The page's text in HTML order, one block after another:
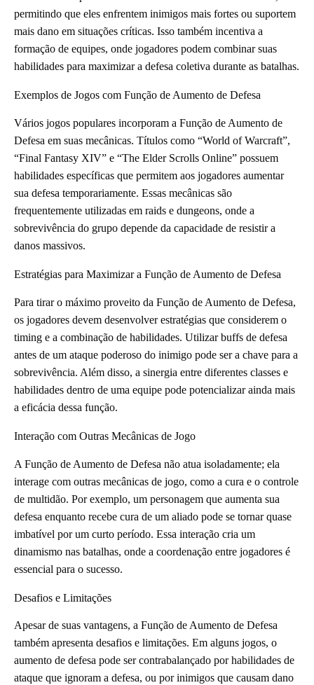
permitindo que eles enfrentem inimigos mais fortes ou suportem
mais dano em situações críticas. Isso também incentiva a
formação de equipes, onde jogadores podem combinar suas
habilidades para maximizar a defesa coletiva durante as batalhas.
Exemplos de Jogos com Função de Aumento de Defesa
Vários jogos populares incorporam a Função de Aumento de
Defesa em suas mecânicas. Títulos como “World of Warcraft”,
“Final Fantasy XIV” e “The Elder Scrolls Online” possuem
habilidades específicas que permitem aos jogadores aumentar
sua defesa temporariamente. Essas mecânicas são
frequentemente utilizadas em raids e dungeons, onde a
sobrevivência do grupo depende da capacidade de resistir a
danos massivos.
Estratégias para Maximizar a Função de Aumento de Defesa
Para tirar o máximo proveito da Função de Aumento de Defesa,
os jogadores devem desenvolver estratégias que considerem o
timing e a combinação de habilidades. Utilizar buffs de defesa
antes de um ataque poderoso do inimigo pode ser a chave para a
sobrevivência. Além disso, a sinergia entre diferentes classes e
habilidades dentro de uma equipe pode potencializar ainda mais
a eficácia dessa função.
Interação com Outras Mecânicas de Jogo
A Função de Aumento de Defesa não atua isoladamente; ela
interage com outras mecânicas de jogo, como a cura e o controle
de multidão. Por exemplo, um personagem que aumenta sua
defesa enquanto recebe cura de um aliado pode se tornar quase
imbatível por um curto período. Essa interação cria um
dinamismo nas batalhas, onde a coordenação entre jogadores é
essencial para o sucesso.
Desafios e Limitações
Apesar de suas vantagens, a Função de Aumento de Defesa
também apresenta desafios e limitações. Em alguns jogos, o
aumento de defesa pode ser contrabalançado por habilidades de
ataque que ignoram a defesa, ou por inimigos que causam dano